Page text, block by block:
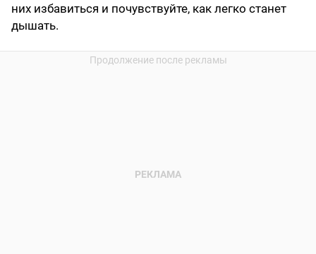
них избавиться и почувствуйте, как легко станет
дышать.